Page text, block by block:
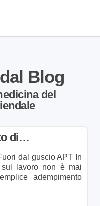
Blog
del
di…
dal guscio APT In
sul lavoro non è mai
adempimento